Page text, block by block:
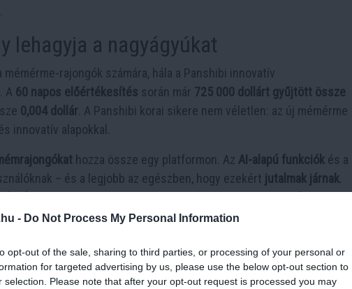
- Do Not Process My Personal Information
opt-out of the sale, sharing to third parties, or processing of your personal or
for targeted advertising by us, please use the below opt-out section to
selection. Please note that after your opt-out request is processed you may
lehagyja a nagyágyúkat
rajongók számára, hála a Panshibi innovatív
A 60 napos előértékesítés során már 725 000 dollárt gyűjtött össze
0,004 dollár . A Panshibi korai sikere nem véletlen: az új mémérme
innovatív alapokkal.
hozza össze egy platformon. Az AI-alapú funkciók és a
– és a legjobb az egészben, hogy ezekért jutalmak járnak
pénzt, miközben szórakoznak. Ezen felül a1200%-os stake-to-earn
során.
Az elemzők 145 000%-os árfolyam-növekedést
jósolnak,
foglalja: